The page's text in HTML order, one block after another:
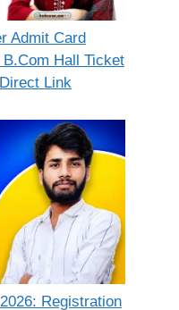
Admit Card
Hall Ticket
Link
Registration